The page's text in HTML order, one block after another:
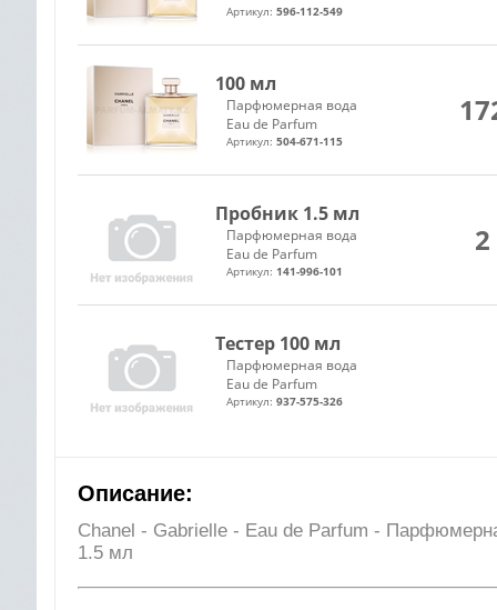
Артикул: 596-112-549
100 мл
Парфюмерная вода
Eau de Parfum
Артикул: 504-671-115
Пробник 1.5 мл
Парфюмерная вода
Eau de Parfum
Артикул: 141-996-101
Тестер 100 мл
Парфюмерная вода
Eau de Parfum
Артикул: 937-575-326
Описание:
Chanel - Gabrielle - Eau de Parfum -
1.5 мл